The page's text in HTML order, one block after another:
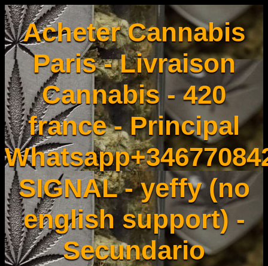
Acheter Cannabis
Paris - Livraison
Cannabis - 420
france - Principal
SIGNAL - yeffy (no
english support) -
Secundario